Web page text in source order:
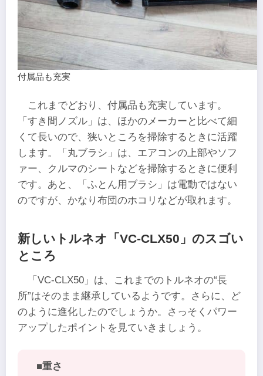
付属品も充実
これまでどおり、付属品も充実しています。
「すき間ノズル」は、ほかのメーカーと比べて細
くて長いので、狭いところを掃除するときに活躍
します。「丸ブラシ」は、エアコンの上部やソフ
ァー、クルマのシートなどを掃除するときに便利
です。あと、「ふとん用ブラシ」は電動ではない
のですが、かなり布団のホコリなどが取れます。
新しいトルネオ「VC-CLX50」のスゴい
ところ
「VC-CLX50」は、これまでのトルネオの“長
所”はそのまま継承しているようです。さらに、ど
のように進化したのでしょうか。さっそくパワー
アップしたポイントを見ていきましょう。
■重さ